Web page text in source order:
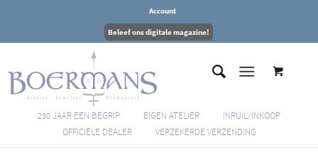
Account
Beleef ons digitale magazine!
230 JAAR EEN BEGRIP EIGEN ATELIER
INRUIL/INKOOP
OFFICIËLE DEALER
VERZEKERDE VERZENDING